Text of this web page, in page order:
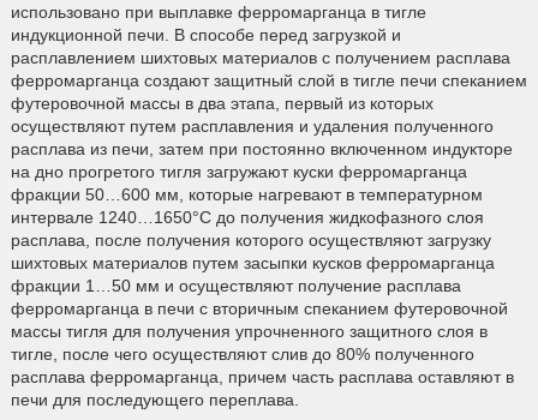
использовано при выплавке ферромарганца в тигле
индукционной печи. В способе перед загрузкой и
расплавлением шихтовых материалов с получением расплава
ферромарганца создают защитный слой в тигле печи спеканием
футеровочной массы в два этапа, первый из которых
осуществляют путем расплавления и удаления полученного
расплава из печи, затем при постоянно включенном индукторе
на дно прогретого тигля загружают куски ферромарганца
фракции 50…600 мм, которые нагревают в температурном
интервале 1240…1650°С до получения жидкофазного слоя
расплава, после получения которого осуществляют загрузку
шихтовых материалов путем засыпки кусков ферромарганца
фракции 1…50 мм и осуществляют получение расплава
ферромарганца в печи с вторичным спеканием футеровочной
массы тигля для получения упрочненного защитного слоя в
тигле, после чего осуществляют слив до 80% полученного
расплава ферромарганца, причем часть расплава оставляют в
печи для последующего переплава.